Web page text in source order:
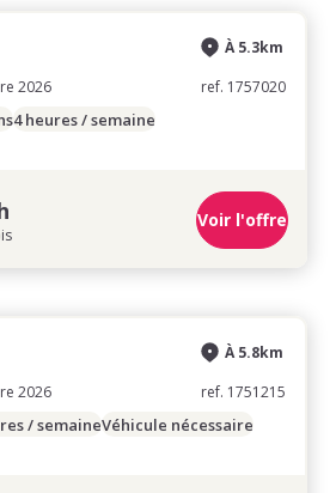
2026
À 5.3km
ref. 1757020
4 heures / semaine
Voir l'offre
2026
À 5.8km
ref. 1751215
/ semaineVéhicule nécessaire